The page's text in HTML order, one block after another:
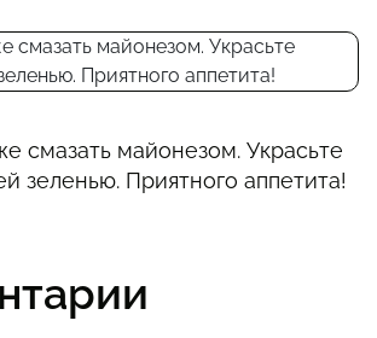
смазать майонезом. Украсьте
зеленью. Приятного аппетита!